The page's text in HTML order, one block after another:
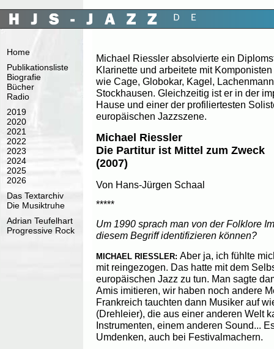
Home
Publikationsliste
Biografie
Bücher
Radio
2019
2020
2021
2022
2023
2024
2025
2026
Das Textarchiv
Die Musiktruhe
Adrian Teufelhart
Progressive Rock
Michael Riessler absolvierte ein
Klarinette und arbeitete mit
wie Cage, Globokar, Kagel,
Stockhausen. Gleichzeitig ist er in der
Hause und einer der profiliertesten
europäischen Jazzszene.
Michael Riessler
Die Partitur ist Mittel zum Zweck
(2007)
Von Hans-Jürgen Schaal
*****
Um 1990 sprach man von der Folklore
diesem Begriff identifizieren können?
MICHAEL RIESSLER: Aber ja, ich fühlte
mit reingezogen. Das hatte mit dem
europäischen Jazz zu tun. Man sagte
Amis imitieren, wir haben noch andere
Frankreich tauchten dann Musiker auf
(Drehleier), die aus einer anderen Welt
Instrumenten, einem anderen Sound...
Umdenken, auch bei Festivalmachern.